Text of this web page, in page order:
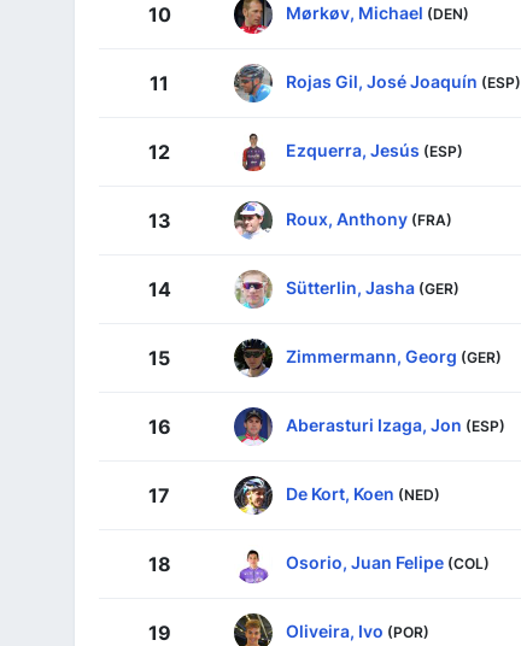
10 Mørkøv, Michael (DEN)
11 Rojas Gil, José Joaquín (ESP)
12 Ezquerra, Jesús (ESP)
13 Roux, Anthony (FRA)
14 Sütterlin, Jasha (GER)
15 Zimmermann, Georg (GER)
16 Aberasturi Izaga, Jon (ESP)
17 De Kort, Koen (NED)
18 Osorio, Juan Felipe (COL)
19 Oliveira, Ivo (POR)